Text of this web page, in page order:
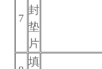
7
封
垫
片
填